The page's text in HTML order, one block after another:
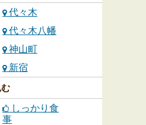
代々木
代々木八幡
神山町
新宿
しっかり食
事